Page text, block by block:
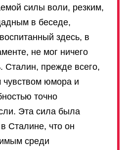
силы воли, резким,
в беседе,
здесь, в
не мог ничего
Сталин, прежде всего,
юмора и
точно
Эта сила была
Сталине, что он
среди